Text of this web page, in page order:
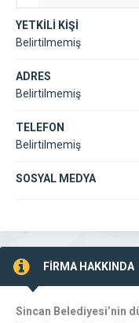
YETKİLİ KİŞİ
Belirtilmemiş
ADRES
Belirtilmemiş
TELEFON
Belirtilmemiş
SOSYAL MEDYA
FİRMA HAKKINDA
Sincan Belediyesi’nin